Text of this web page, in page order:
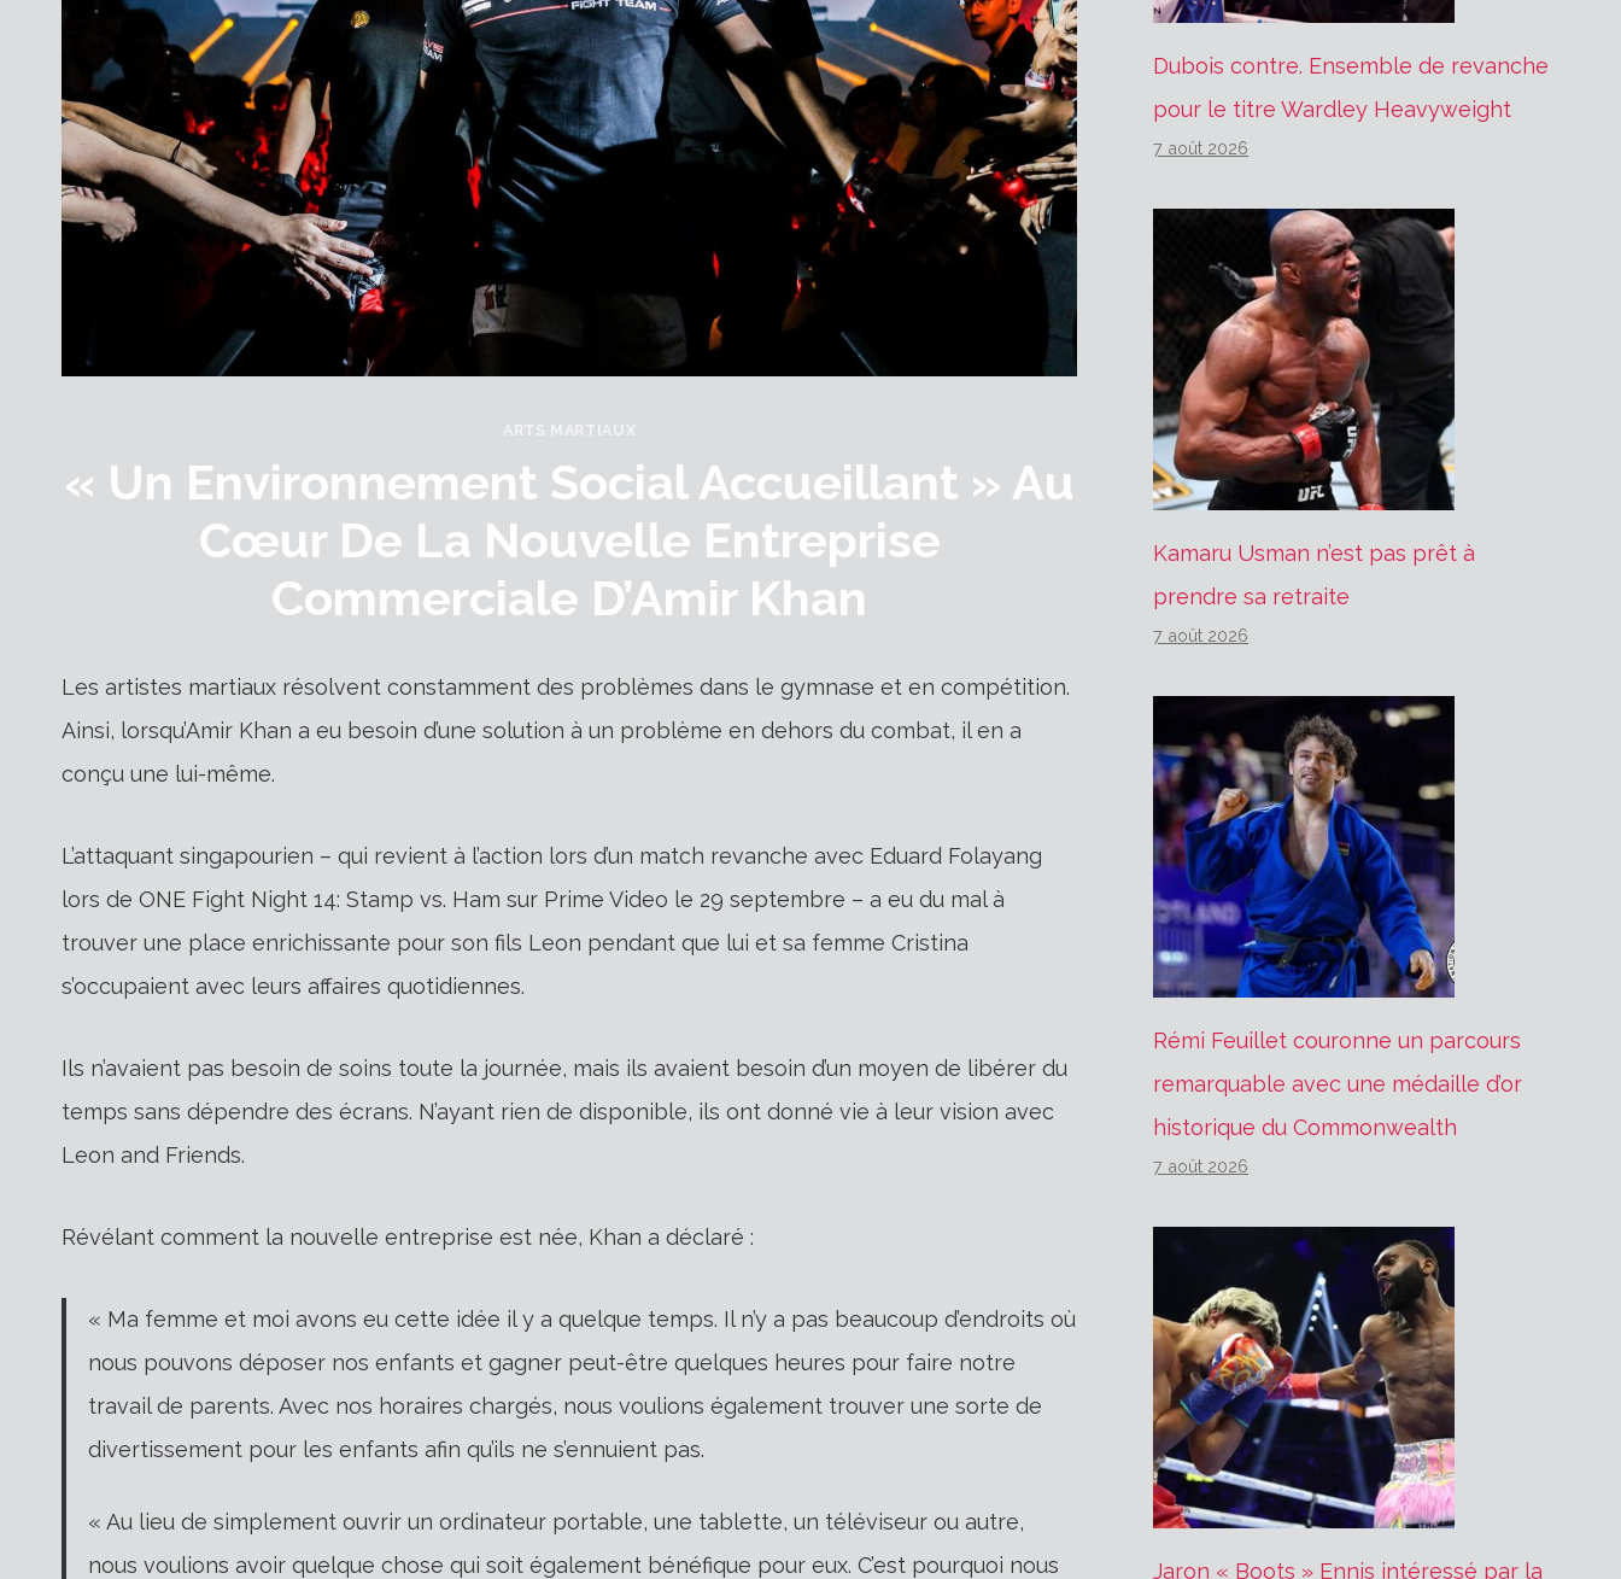
ARTS MARTIAUX
« Un Environnement Social Accueillant » Au
Cœur De La Nouvelle Entreprise
Commerciale D’Amir Khan
Les artistes martiaux résolvent constamment des problèmes dans le gymnase et en compétition.
Ainsi, lorsqu’Amir Khan a eu besoin d’une solution à un problème en dehors du combat, il en a
conçu une lui-même.
L’attaquant singapourien – qui revient à l’action lors d’un match revanche avec Eduard Folayang
lors de ONE Fight Night 14: Stamp vs. Ham sur Prime Video le 29 septembre – a eu du mal à
trouver une place enrichissante pour son fils Leon pendant que lui et sa femme Cristina
s’occupaient avec leurs affaires quotidiennes.
Ils n’avaient pas besoin de soins toute la journée, mais ils avaient besoin d’un moyen de libérer du
temps sans dépendre des écrans. N’ayant rien de disponible, ils ont donné vie à leur vision avec
Leon and Friends.
Révélant comment la nouvelle entreprise est née, Khan a déclaré :
« Ma femme et moi avons eu cette idée il y a quelque temps. Il n’y a pas beaucoup d’endroits où
nous pouvons déposer nos enfants et gagner peut-être quelques heures pour faire notre
travail de parents. Avec nos horaires chargés, nous voulions également trouver une sorte de
divertissement pour les enfants afin qu’ils ne s’ennuient pas.
« Au lieu de simplement ouvrir un ordinateur portable, une tablette, un téléviseur ou autre,
nous voulions avoir quelque chose qui soit également bénéfique pour eux. C’est pourquoi nous
Dubois contre. Ensemble de revanche
pour le titre Wardley Heavyweight
7 août 2026
Kamaru Usman n’est pas prêt à
prendre sa retraite
7 août 2026
Rémi Feuillet couronne un parcours
remarquable avec une médaille d’or
historique du Commonwealth
7 août 2026
Jaron « Boots » Ennis intéressé par la